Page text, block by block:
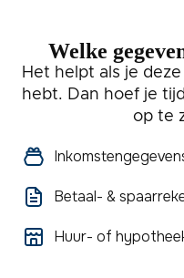
Welke
Het helpt als je
hebt. Dan hoef je
op te
Betaal- &
Huur- of